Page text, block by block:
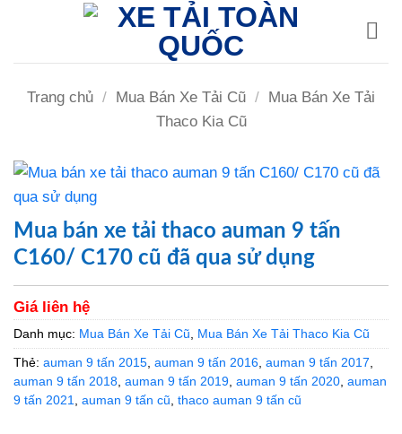
nội
Trang chủ / Mua Bán Xe Tải Cũ / Mua Bán Xe Tải
Thaco Kia Cũ
Mua bán xe tải thaco auman 9 tấn
C160/ C170 cũ đã qua sử dụng
Giá liên hệ
Danh mục: Mua Bán Xe Tải Cũ, Mua Bán Xe Tải Thaco Kia Cũ
Thẻ: auman 9 tấn 2015, auman 9 tấn 2016, auman 9 tấn 2017,
auman 9 tấn 2018, auman 9 tấn 2019, auman 9 tấn 2020, auman
9 tấn 2021, auman 9 tấn cũ, thaco auman 9 tấn cũ